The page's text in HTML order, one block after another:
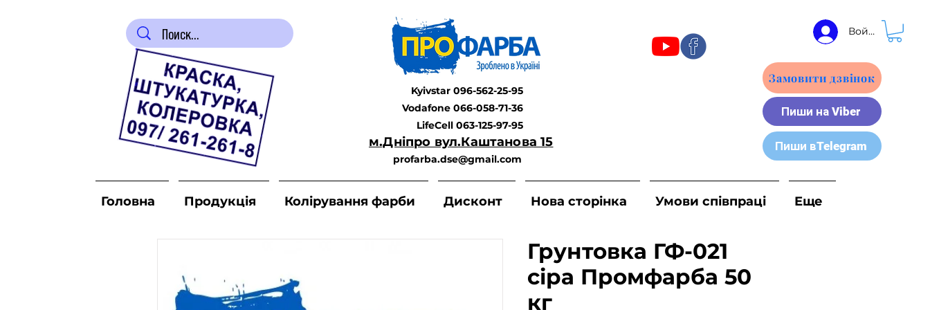
Пиши вTelegram
Пиши на Viber
Замовити дзвінок
Kyivstar 096-562-25-95
Vodafone 066-058-71-36
LifeCell 063-125-97-95
м.Дніпро вул.Каштанова 15
profarba.dse@gmail.com
Головна Продукція Колірування фарби Дисконт Нова сторінка Умови співпраці Еще
Войти
Грунтовка ГФ-021
сіра Промфарба 50
кг